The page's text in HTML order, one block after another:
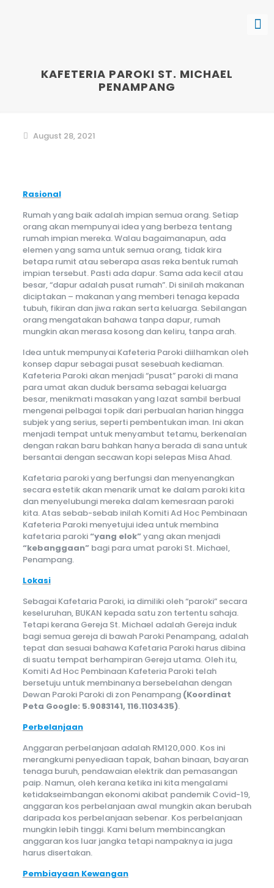
KAFETERIA PAROKI ST. MICHAEL
PENAMPANG
August 28, 2021
Rasional
Rumah yang baik adalah impian semua orang. Setiap
orang akan mempunyai idea yang berbeza tentang
rumah impian mereka. Walau bagaimanapun, ada
elemen yang sama untuk semua orang, tidak kira
betapa rumit atau seberapa asas reka bentuk rumah
impian tersebut. Pasti ada dapur. Sama ada kecil atau
besar, “dapur adalah pusat rumah”. Di sinilah makanan
diciptakan – makanan yang memberi tenaga kepada
tubuh, fikiran dan jiwa rakan serta keluarga. Sebilangan
orang mengatakan bahawa tanpa dapur, rumah
mungkin akan merasa kosong dan keliru, tanpa arah.
Idea untuk mempunyai Kafeteria Paroki diilhamkan oleh
konsep dapur sebagai pusat sesebuah kediaman.
Kafeteria Paroki akan menjadi “pusat” paroki di mana
para umat akan duduk bersama sebagai keluarga
besar, menikmati masakan yang lazat sambil berbual
mengenai pelbagai topik dari perbualan harian hingga
subjek yang serius, seperti pembentukan iman. Ini akan
menjadi tempat untuk menyambut tetamu, berkenalan
dengan rakan baru bahkan hanya berada di sana untuk
bersantai dengan secawan kopi selepas Misa Ahad.
Kafetaria paroki yang berfungsi dan menyenangkan
secara estetik akan menarik umat ke dalam paroki kita
dan menyelubungi mereka dalam kemesraan paroki
kita. Atas sebab-sebab inilah Komiti Ad Hoc Pembinaan
Kafeteria Paroki menyetujui idea untuk membina
kafetaria paroki“yang elok”yang akan menjadi
“kebanggaan”bagi para umat paroki St. Michael,
Penampang.
Lokasi
Sebagai Kafetaria Paroki, ia dimiliki oleh “paroki” secara
keseluruhan, BUKAN kepada satu zon tertentu sahaja.
Tetapi kerana Gereja St. Michael adalah Gereja induk
bagi semua gereja di bawah Paroki Penampang, adalah
tepat dan sesuai bahawa Kafetaria Paroki harus dibina
di suatu tempat berhampiran Gereja utama. Oleh itu,
Komiti Ad Hoc Pembinaan Kafeteria Paroki telah
bersetuju untuk membinanya bersebelahan dengan
Dewan Paroki Paroki di zon Penampang (Koordinat
Peta Google: 5.9083141, 116.1103435).
Perbelanjaan
Anggaran perbelanjaan adalah RM120,000. Kos ini
merangkumi penyediaan tapak, bahan binaan, bayaran
tenaga buruh, pendawaian elektrik dan pemasangan
paip. Namun, oleh kerana ketika ini kita mengalami
ketidakseimbangan ekonomi akibat pandemik Covid-19,
anggaran kos perbelanjaan awal mungkin akan berubah
daripada kos perbelanjaan sebenar. Kos perbelanjaan
mungkin lebih tinggi. Kami belum membincangkan
anggaran kos luar jangka tetapi nampaknya ia juga
harus disertakan.
Pembiayaan Kewangan